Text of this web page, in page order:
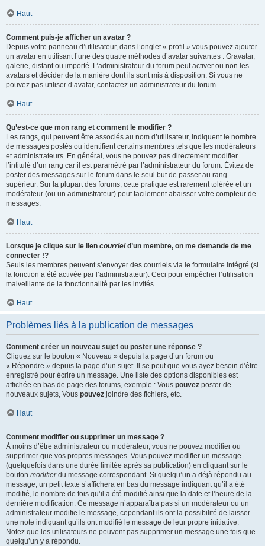
Haut
Comment puis-je afficher un avatar ?
Depuis votre panneau d’utilisateur, dans l’onglet « profil » vous pouvez ajouter
un avatar en utilisant l’une des quatre méthodes d’avatar suivantes : Gravatar,
galerie, distant ou importé. L’administrateur du forum peut activer ou non les
avatars et décider de la manière dont ils sont mis à disposition. Si vous ne
pouvez pas utiliser d’avatar, contactez un administrateur du forum.
Haut
Qu’est-ce que mon rang et comment le modifier ?
Les rangs, qui peuvent être associés au nom d’utilisateur, indiquent le nombre
de messages postés ou identifient certains membres tels que les modérateurs
et administrateurs. En général, vous ne pouvez pas directement modifier
l’intitulé d’un rang car il est paramétré par l’administrateur du forum. Évitez de
poster des messages sur le forum dans le seul but de passer au rang
supérieur. Sur la plupart des forums, cette pratique est rarement tolérée et un
modérateur (ou un administrateur) peut facilement abaisser votre compteur de
messages.
Haut
Lorsque je clique sur le lien courrield’un membre, on me demande de me
connecter !?
Seuls les membres peuvent s’envoyer des courriels via le formulaire intégré (si
la fonction a été activée par l’administrateur). Ceci pour empêcher l’utilisation
malveillante de la fonctionnalité par les invités.
Haut
Problèmes liés à la publication de messages
Comment créer un nouveau sujet ou poster une réponse ?
Cliquez sur le bouton « Nouveau » depuis la page d’un forum ou
« Répondre » depuis la page d’un sujet. Il se peut que vous ayez besoin d’être
enregistré pour écrire un message. Une liste des options disponibles est
affichée en bas de page des forums, exemple : Vous pouvez poster de
nouveaux sujets, Vous pouvez joindre des fichiers, etc.
Haut
Comment modifier ou supprimer un message ?
À moins d’être administrateur ou modérateur, vous ne pouvez modifier ou
supprimer que vos propres messages. Vous pouvez modifier un message
(quelquefois dans une durée limitée après sa publication) en cliquant sur le
bouton modifierdu message correspondant. Si quelqu’un a déjà répondu au
message, un petit texte s’affichera en bas du message indiquant qu’il a été
modifié, le nombre de fois qu’il a été modifié ainsi que la date et l’heure de la
dernière modification. Ce message n’apparaîtra pas si un modérateur ou un
administrateur modifie le message, cependant ils ont la possibilité de laisser
une note indiquant qu’ils ont modifié le message de leur propre initiative.
Notez que les utilisateurs ne peuvent pas supprimer un message une fois que
quelqu’un y a répondu.